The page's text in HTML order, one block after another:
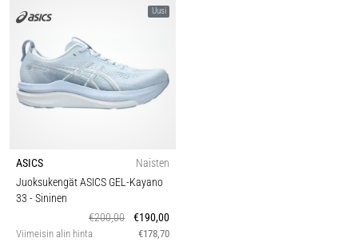
Uusi
ASICS
Naisten
Juoksukengät ASICS GEL-Kayano
33 - Sininen
€200,00
€190,00
Viimeisin alin hinta €178,70